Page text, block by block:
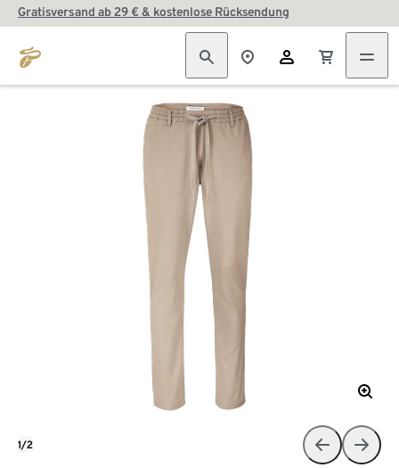
Gratisversand ab 29 € & kostenlose Rücksendung
1/2